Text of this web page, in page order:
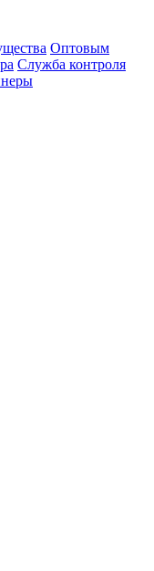
Оптовым
Служба контроля